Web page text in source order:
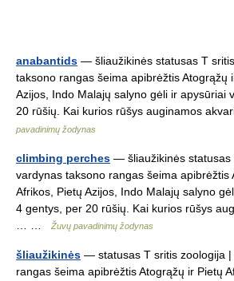
anabantids — šliaužikinės statusas T
taksono rangas šeima apibrėžtis Atogrąžų
Azijos, Indo Malajų salyno gėli ir apysūriai
20 rūšių. Kai kurios rūšys auginamos
pavadinimų žodynas
climbing perches — šliaužikinės statusas
vardynas taksono rangas šeima apibrėžtis
Afrikos, Pietų Azijos, Indo Malajų salyno
4 gentys, per 20 rūšių. Kai kurios rūšys
Žuvų pavadinimų žodynas
šliaužikinės — statusas T sritis zoologija |
rangas šeima apibrėžtis Atogrąžų ir Pietų